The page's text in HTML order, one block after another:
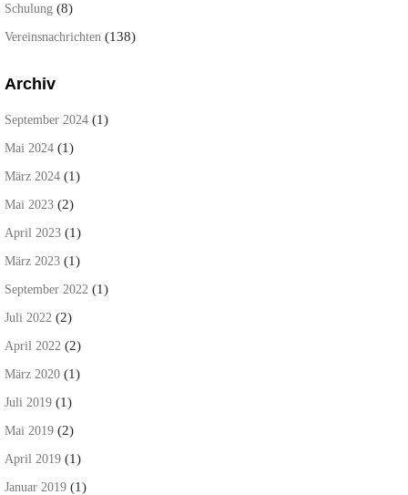
Schulung (8)
Vereinsnachrichten (138)
Archiv
September 2024 (1)
Mai 2024 (1)
März 2024 (1)
Mai 2023 (2)
April 2023 (1)
März 2023 (1)
September 2022 (1)
Juli 2022 (2)
April 2022 (2)
März 2020 (1)
Juli 2019 (1)
Mai 2019 (2)
April 2019 (1)
Januar 2019 (1)